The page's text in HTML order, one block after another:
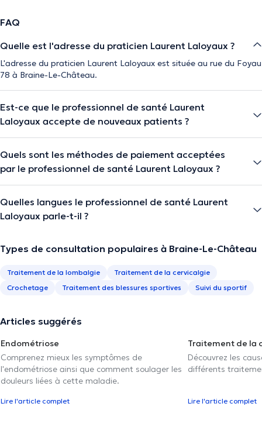
FAQ
Quelle est l'adresse du praticien Laurent Laloyaux ?
L'adresse du praticien Laurent Laloyaux est située au rue du Foyau
78 à Braine-Le-Château.
Est-ce que le professionnel de santé Laurent
Laloyaux accepte de nouveaux patients ?
Quels sont les méthodes de paiement acceptées
par le professionnel de santé Laurent Laloyaux ?
Quelles langues le professionnel de santé Laurent
Laloyaux parle-t-il ?
Types de consultation populaires à Braine-Le-Château
Traitement de la lombalgie
Traitement de la cervicalgie
Crochetage
Traitement des blessures sportives Suivi du sportif
Articles suggérés
Endométriose
Comprenez mieux les symptômes de
l'endométriose ainsi que comment soulager les
douleurs liées à cette maladie.
Lire l'article complet
Traitement de la
Découvrez les
différents
Lire l'article complet